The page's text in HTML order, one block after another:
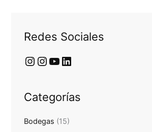
Redes Sociales
Categorías
Bodegas (15)